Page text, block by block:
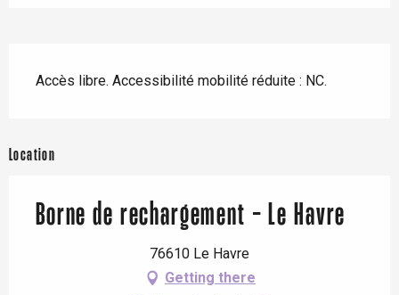
Accès libre. Accessibilité mobilité réduite : NC.
Location
Borne de rechargement - Le Havre
76610 Le Havre
Getting there